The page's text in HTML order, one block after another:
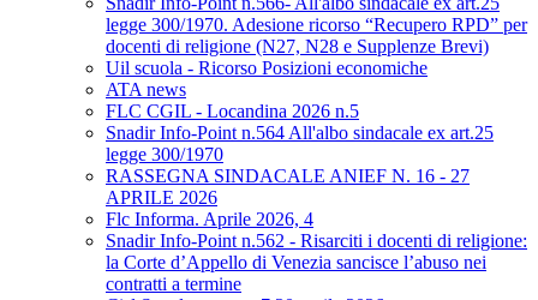
legge 300/1970. Adesione ricorso “Recupero RPD” per
docenti di religione (N27, N28 e Supplenze Brevi)
Uil scuola - Ricorso Posizioni economiche
ATA news
FLC CGIL - Locandina 2026 n.5
Snadir Info-Point n.564 All'albo sindacale ex art.25
legge 300/1970
RASSEGNA SINDACALE ANIEF N. 16 - 27
APRILE 2026
Flc Informa. Aprile 2026, 4
Snadir Info-Point n.562 - Risarciti i docenti di religione:
la Corte d’Appello di Venezia sancisce l’abuso nei
contratti a termine